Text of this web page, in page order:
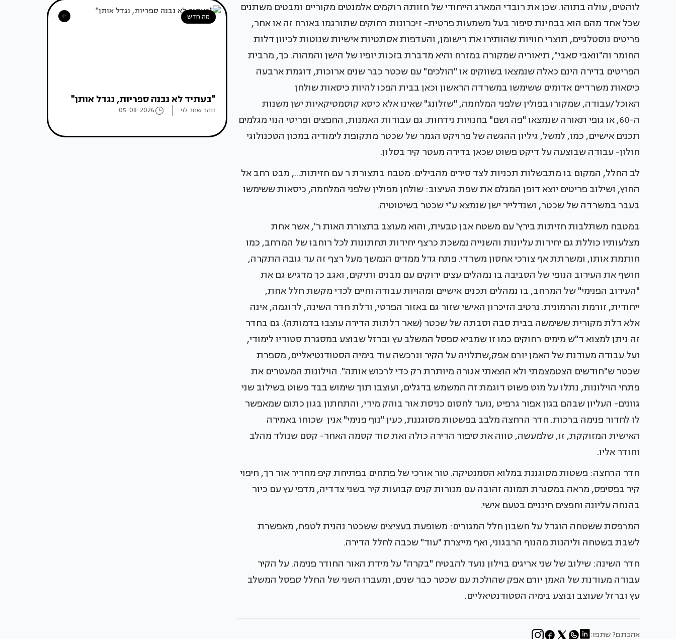
לוהטים, עולה בתוהו. שכן את רובדי המארג הייחודי של חזותה רוקמים אלמנטים מקוריים ומבטים משתנים
שכל אחד מהם הוא בבחינת סיפור בעל משמעות פרטית- זיכרונות רחוקים שתורגמו באורח זה או אחר,
פריטים נוסטלגיים, תוצרי חוויות שהותירו את רישומן, והעדפות אסתטיות אישיות שנוטות לכיוון דלות
החומר וה"וואבי סאבי", תיאוריה שמקורה במזרח והיא מדברת בזכות יופיו של הישן והמהוה. כך, מרבית
הפריטים בדירה הינם כאלה שנמצאו בשווקים או "הולכים" עם שכטר כבר שנים ארוכות, דוגמת ארבעה
כיסאות משרדיים אדומים ששימשו במשרדה הראשון וכאן בבית הפכו להיות כיסאות שולחן
האוכל/עבודה, שמקורו בפולין שלפני המלחמה, "שזלונג" שאינו אלא כיסא קוסמטיקאיות ישן משנות
ה-60, או גופי תאורה שנמצאו "פה ושם" בחנויות נידחות. גם עבודות האמנות, החפצים ופריטי הנוי מגלמים
תכנים אישיים, כמו, למשל, גיליון ההגשה של פרויקט הגמר של שכטר מתקופת לימודיה במכון הטכנולוגי
חולון- עבודה שבוצעה על דיקט פשוט שכאן בדירה מעטר קיר בסלון.
לב החלל, המקום בו מתבשלות תכניות לצד סירים מהבילים. מטבח בתצורת ר עם חזיתות..., מבט רחב אל
החוץ, ושילוב פריטים יוצא דופן המגלם את שפת העיצוב: שולחן מפולין שלפני המלחמה, כיסאות ששימשו
בעבר במשרדה של שכטר, ושנדלייר ישן שנמצא ע"י שכטר בשיטוטיה.
במטבח משתלבות חזיתות בירץ' עם משטח אבן טבעית, והוא מעוצב בתצורת האות ר', אשר אחת
מצלעותיו כוללת גם יחידות עליונות והשנייה נמשכת כרצף יחידות תחתונות לכל רוחבו של המרחב, כמו
חותמת אותו, ומשרתת אף צורכי אחסון משרדי. פתח גדל ממדים הנמשך מעל רצף זה עד גובה התקרה,
חושף את העירוב הנופי של הסביבה בו נמהלים עצים ירוקים עם מבנים ותיקים, ואגב כך מדגיש גם את
"העירוב הפנימי" של המרחב, בו נמהלים תכנים אישיים ומהויות עבודה וחיים לכדי מקשת חלל אחת,
ייחודית, זורמת והרמונית. נרטיב הזיכרון האישי שזור גם באזור הפרטי, ודלת חדר השינה, לדוגמה, אינה
אלא דלת מקורית ששימשה בבית סבה וסבתה של שכטר (שאר דלתות הדירה עוצבו בדמותה). גם בחדר
זה ניתן למצוא ד"ש מימים רחוקים כמו זו שמביא ספסל המשלב עץ וברזל שבוצע במסגרת סטודיו לימודי,
ועל עבודה מעודנת של האמן יורם אפק,שתלויה על הקיר ונרכשה עוד בימיה הסטודנטיאליים, מספרת
שכטר ש"חודשים הצטמצמתי ולא הוצאתי אגורה מיותרת רק כדי לרכוש אותה". הוילונות המעטרים את
פתחי הוילונות, נתלו על מוט פשוט דוגמת זה המשמש בדגלים, ועוצבו תוך שימוש בבד פשוט בשילוב שני
גוונים- העליון שבהם בגון אפור גרפיט ,נועד לחסום כניסת אור בוהק מידי, והתחתון בגון כתום שמאפשר
לו לחדור פנימה ברכות. חדר הרחצה מלבב בפשטות מסוגננת, כעין "נוף פנימי" אנין שכוחו באמירה
האישית המזוקקת, זו, שלמעשה, טווה את סיפור הדירה כולה ואת סוד קסמה האחר- קסם שנולד מהלב
וחודר אליו.
חדר הרחצה: פשטות מסוגננת במלוא הסמנטיקה. טור אורכי של פתחים בפתיחת קיפ מחדיר אור רך, חיפוי
קיר בפסיפס, מראה במסגרת תמונה זהובה עם מנורות קנים קבועות קיר בשני צדדיה, מדפי עץ עם כיור
בהנחה עליונה וחפצים חינניים בטעם אישי.
המרפסת ששטחה הוגדל על חשבון חלל המגורים: משופעת בעציצים ששכטר נהנית לטפח, מאפשרת
לשבת בשטחה וליהנות מהנוף הרבגוני, ואף מייצרת "עוד" שכבה לחלל הדירה.
חדר השינה: שילוב של שני אריגים בוילון נועד להבטיח "בקרה" על מידת האור החודר פנימה. על הקיר
עבודה מעודנת של האמן יורם אפק שהולכת עם שכטר כבר שנים, ומעברו השני של החלל ספסל המשלב
עץ וברזל שעוצב ובוצע בימיה הסטודנטיאליים.
אהבתם? שתפו:
מה חדש
"בעתיד לא נבנה ספריות, נגדל אותן"
זוהר שחר לוי 05-08-2026